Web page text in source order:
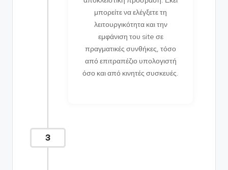
μπορείτε να ελέγξετε τη
λειτουργικότητα και την
εμφάνιση του site σε
πραγματικές συνθήκες, τόσο
από επιτραπέζιο υπολογιστή
όσο και από κινητές συσκευές.
3